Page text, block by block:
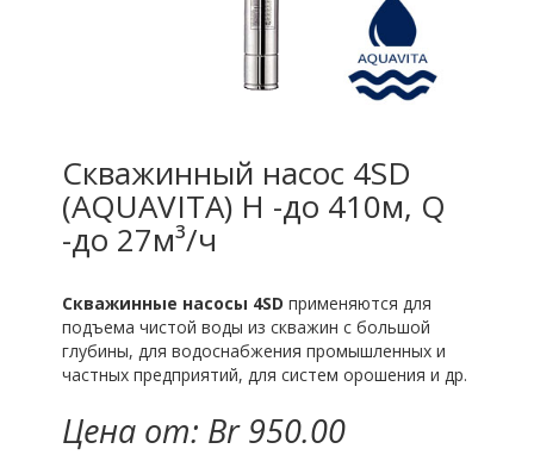
Скважинный насос 4SD
(AQUAVITA) H -до 410м, Q
-до 27м³/ч
Скважинные насосы 4SD применяются для
подъема чистой воды из скважин с большой
глубины, для водоснабжения промышленных и
частных предприятий, для систем орошения и др.
Цена от: Br 950.00